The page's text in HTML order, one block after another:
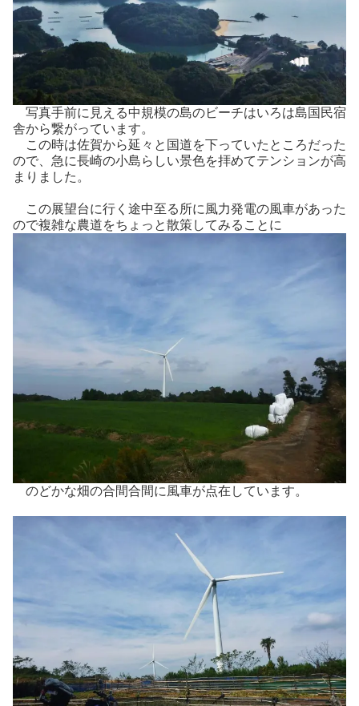
写真手前に見える中規模の島のビーチはいろは島国民宿
舎から繋がっています。
この時は佐賀から延々と国道を下っていたところだった
ので、急に長崎の小島らしい景色を拝めてテンションが高
まりました。
この展望台に行く途中至る所に風力発電の風車があった
ので複雑な農道をちょっと散策してみることに
のどかな畑の合間合間に風車が点在しています。